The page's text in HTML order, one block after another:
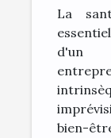
le
La
d'un
bien-